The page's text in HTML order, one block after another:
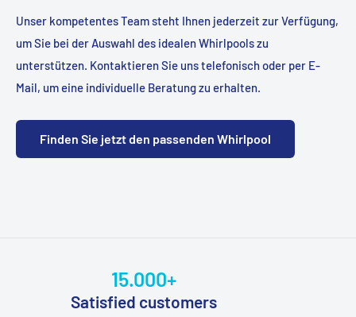
Unser kompetentes Team steht Ihnen jederzeit zur Verfügung,
um Sie bei der Auswahl des idealen Whirlpools zu
unterstützen. Kontaktieren Sie uns telefonisch oder per E-
Mail, um eine individuelle Beratung zu erhalten.
Finden Sie jetzt den passenden Whirlpool
15.000+
Satisfied customers